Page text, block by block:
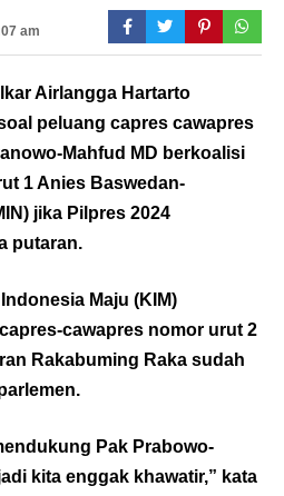
am
Airlangga Hartarto
peluang capres cawapres
Mahfud MD berkoalisi
1 Anies Baswedan-
jika Pilpres 2024
putaran.
Maju (KIM)
cawapres nomor urut 2
Rakabuming Raka sudah
Pak Prabowo-
kita enggak khawatir,” kata